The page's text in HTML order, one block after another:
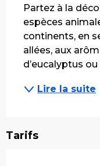
Partez à la
espèces
continents, en
allées, aux
d’eucalyptus ou
Lire la suite
Tarifs